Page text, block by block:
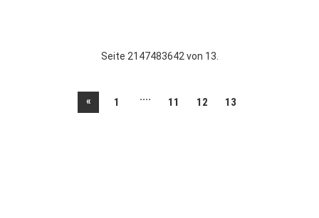
Seite 2147483642 von 13.
« 1 .... 11 12 13